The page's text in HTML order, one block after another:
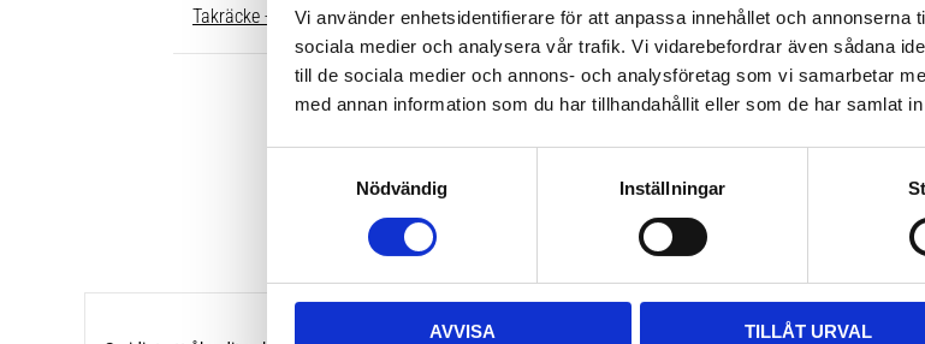
Vi använder enhetsidentifierare för att anpassa innehållet och annonserna
sociala medier och analysera vår trafik. Vi vidarebefordrar även sådana
till de sociala medier och annons- och analysföretag som vi samarbetar
med annan information som du har tillhandahållit eller som de har samlat
Nödvändig Inställningar
AVVISA TILLÅT URVAL
Takräcke - kompletta paket >>